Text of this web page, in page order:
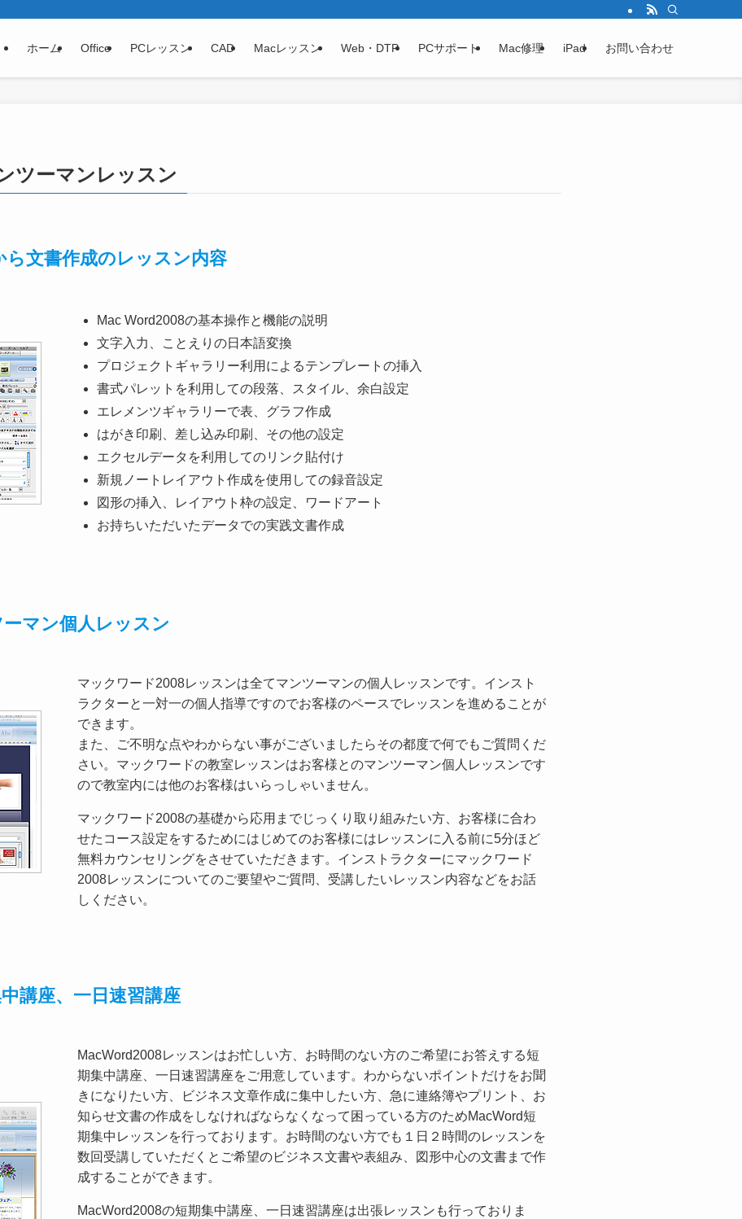
ホーム Office PCレッスン CAD Macレッスン Web・DTP PCサポート Mac修理 iPad お問い合わせ
ツーマンレッスン
ら文書作成のレッスン内容
Mac Word2008の基本操作と機能の説明
文字入力、ことえりの日本語変換
プロジェクトギャラリー利用によるテンプレートの挿入
書式パレットを利用しての段落、スタイル、余白設定
エレメンツギャラリーで表、グラフ作成
はがき印刷、差し込み印刷、その他の設定
エクセルデータを利用してのリンク貼付け
新規ノートレイアウト作成を使用しての録音設定
図形の挿入、レイアウト枠の設定、ワードアート
お持ちいただいたデータでの実践文書作成
マン個人レッスン
マックワード2008レッスンは全てマンツーマンの個人レッスンです。インスト
ラクターと一対一の個人指導ですのでお客様のペースでレッスンを進めることが
できます。
また、ご不明な点やわからない事がございましたらその都度で何でもご質問くだ
さい。マックワードの教室レッスンはお客様とのマンツーマン個人レッスンです
ので教室内には他のお客様はいらっしゃいません。
マックワード2008の基礎から応用までじっくり取り組みたい方、お客様に合わ
せたコース設定をするためにはじめてのお客様にはレッスンに入る前に5分ほど
無料カウンセリングをさせていただきます。インストラクターにマックワード
2008レッスンについてのご要望やご質問、受講したいレッスン内容などをお話
しください。
講座、一日速習講座
MacWord2008レッスンはお忙しい方、お時間のない方のご希望にお答えする短
期集中講座、一日速習講座をご用意しています。わからないポイントだけをお聞
きになりたい方、ビジネス文章作成に集中したい方、急に連絡簿やプリント、お
知らせ文書の作成をしなければならなくなって困っている方のためMacWord短
期集中レッスンを行っております。お時間のない方でも１日２時間のレッスンを
数回受講していただくとご希望のビジネス文書や表組み、図形中心の文書まで作
成することができます。
MacWord2008の短期集中講座、一日速習講座は出張レッスンも行っておりま